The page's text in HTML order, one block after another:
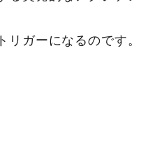
ガーになるのです。